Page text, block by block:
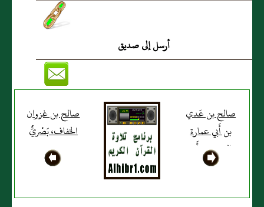
أرسل إلى صديق
صالح بن عَدي
بن أَبي عمارة
النميري، وأَبو
عمارة إسمه
صالح بن غزوان
الخفاف، بَصْريٌّ